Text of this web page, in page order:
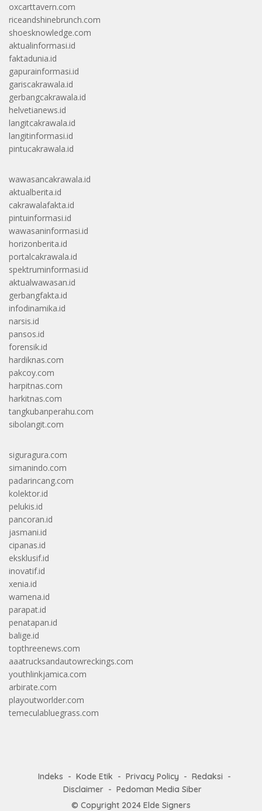
oxcarttavern.com
riceandshinebrunch.com
shoesknowledge.com
aktualinformasi.id
faktadunia.id
gapurainformasi.id
gariscakrawala.id
gerbangcakrawala.id
helvetianews.id
langitcakrawala.id
langitinformasi.id
pintucakrawala.id
wawasancakrawala.id
aktualberita.id
cakrawalafakta.id
pintuinformasi.id
wawasaninformasi.id
horizonberita.id
portalcakrawala.id
spektruminformasi.id
aktualwawasan.id
gerbangfakta.id
infodinamika.id
narsis.id
pansos.id
forensik.id
hardiknas.com
pakcoy.com
harpitnas.com
harkitnas.com
tangkubanperahu.com
sibolangit.com
siguragura.com
simanindo.com
padarincang.com
kolektor.id
pelukis.id
pancoran.id
jasmani.id
cipanas.id
eksklusif.id
inovatif.id
xenia.id
wamena.id
parapat.id
penatapan.id
balige.id
topthreenews.com
aaatrucksandautowreckings.com
youthlinkjamica.com
arbirate.com
playoutworlder.com
temeculabluegrass.com
Indeks Kode Etik Privacy Policy
Redaksi
Disclaimer
Pedoman Media Siber
© Copyright 2024 Elde Signers